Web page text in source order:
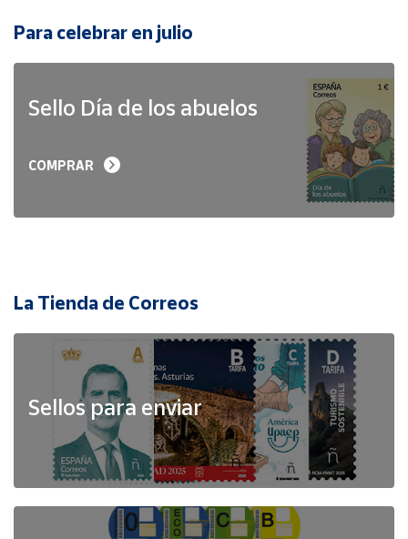
Para celebrar en julio
Sello Día de los abuelos
COMPRAR
La Tienda de Correos
Sellos para enviar